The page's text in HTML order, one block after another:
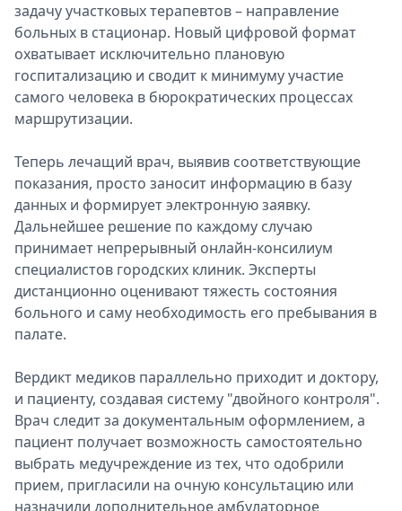
задачу участковых терапевтов – направление
больных в стационар. Новый цифровой формат
охватывает исключительно плановую
госпитализацию и сводит к минимуму участие
самого человека в бюрократических процессах
маршрутизации.
Теперь лечащий врач, выявив соответствующие
показания, просто заносит информацию в базу
данных и формирует электронную заявку.
Дальнейшее решение по каждому случаю
принимает непрерывный онлайн-консилиум
специалистов городских клиник. Эксперты
дистанционно оценивают тяжесть состояния
больного и саму необходимость его пребывания в
палате.
Вердикт медиков параллельно приходит и доктору,
и пациенту, создавая систему "двойного контроля".
Врач следит за документальным оформлением, а
пациент получает возможность самостоятельно
выбрать медучреждение из тех, что одобрили
прием, пригласили на очную консультацию или
назначили дополнительное амбулаторное